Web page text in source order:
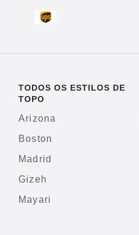
TODOS OS ESTILOS DE
TOPO
Arizona
Boston
Madrid
Gizeh
Mayari